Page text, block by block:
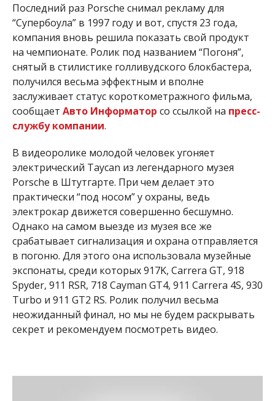
Последний раз Porsche снимал рекламу для
“Супербоула” в 1997 году и вот, спустя 23 года,
компания вновь решила показать свой продукт
на чемпионате. Ролик под названием “Погоня”,
снятый в стилистике голливудского блокбастера,
получился весьма эффектным и вполне
заслуживает статус короткометражного фильма,
сообщает Авто Информатор со ссылкой на пресс-
службу компании.
В видеоролике молодой человек угоняет
электрический Taycan из легендарного музея
Porsche в Штутгарте. При чем делает это
практически “под носом” у охраны, ведь
электрокар движется совершенно бесшумно.
Однако на самом выезде из музея все же
срабатывает сигнализация и охрана отправляется
в погоню. Для этого она использовала музейные
экспонаты, среди которых917K, Carrera GT, 918
Spyder, 911 RSR, 718 Cayman GT4, 911 Carrera 4S, 930
Turbo и 911 GT2 RS. Ролик получил весьма
неожиданный финал, но мы не будем раскрывать
секрет и рекомендуем посмотреть видео.